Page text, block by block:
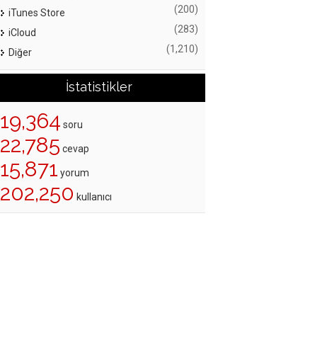
iTunes Store (200)
iCloud (283)
Diğer (1,210)
İstatistikler
19,364 soru
22,785 cevap
15,871 yorum
202,250 kullanıcı